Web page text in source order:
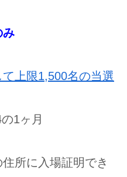
み
上限1,500名の当選
1ヶ月
所に入場証明でき